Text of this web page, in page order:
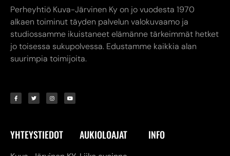
Perheyhtiö Kuva-Järvinen Ky on jo vuodesta 1970
alkaen toiminut täyden palvelun valokuvaamo ja
studiossamme ikuistaneet elämänne tärkeimmät hetket
jo toisessa sukupolvessa. Edustamme kaikkia alan
suurimpia toimijoita.
YHTEYSTIEDOT AUKIOLOAJAT INFO